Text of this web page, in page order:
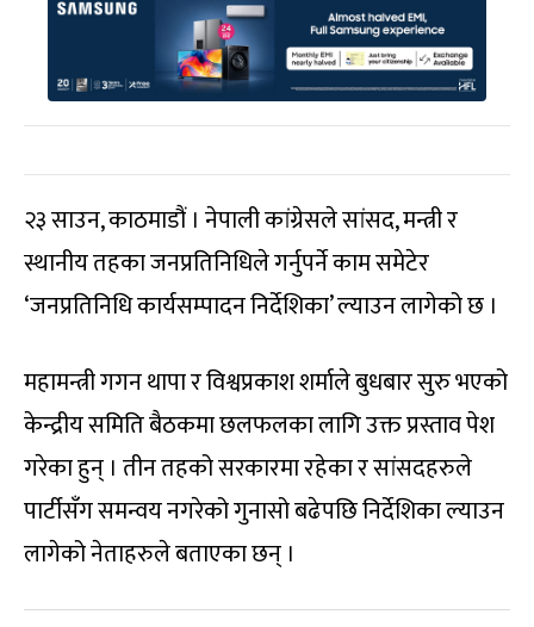
२३ साउन, काठमाडौं । नेपाली कांग्रेसले सांसद, मन्त्री र
स्थानीय तहका जनप्रतिनिधिले गर्नुपर्ने काम समेटेर
‘जनप्रतिनिधि कार्यसम्पादन निर्देशिका’ ल्याउन लागेको छ ।
महामन्त्री गगन थापा र विश्वप्रकाश शर्माले बुधबार सुरु भएको
केन्द्रीय समिति बैठकमा छलफलका लागि उक्त प्रस्ताव पेश
गरेका हुन् । तीन तहको सरकारमा रहेका र सांसदहरुले
पार्टीसँग समन्वय नगरेको गुनासो बढेपछि निर्देशिका ल्याउन
लागेको नेताहरुले बताएका छन् ।